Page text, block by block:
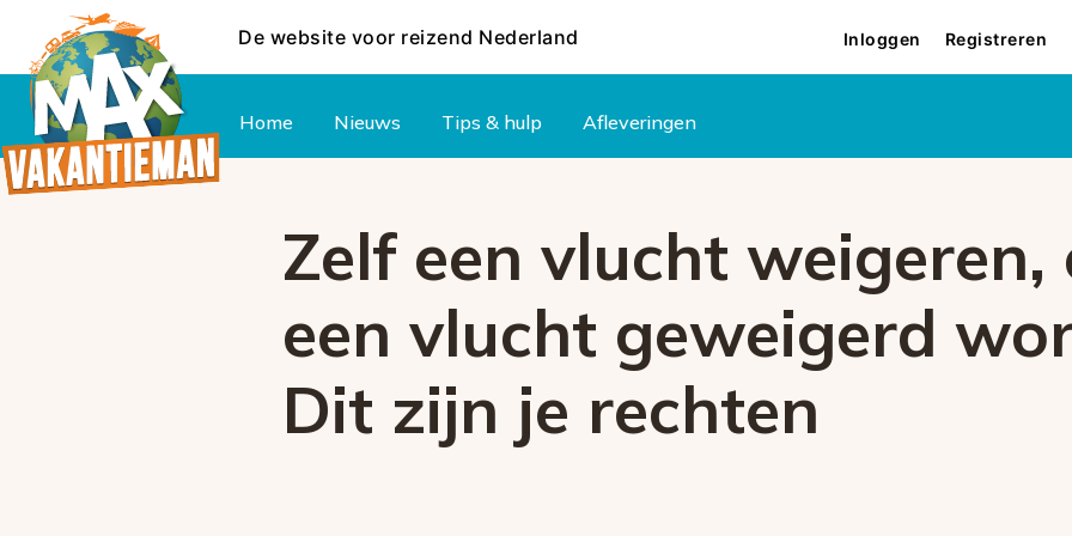
De website voor reizend Nederland Inloggen Registreren
Home Nieuws Tips & hulp Afleveringen
Zelf een vlucht weigeren,
een vlucht geweigerd
Dit zijn je rechten